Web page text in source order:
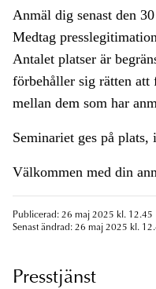
Anmäl dig senast den
Medtag
Antalet platser är
förbehåller sig rätten
mellan dem som har
Seminariet ges på
Välkommen med din
Publicerad: 26 maj 2025 kl. 12.45
Senast ändrad: 26 maj 2025 kl.
Presstjänst